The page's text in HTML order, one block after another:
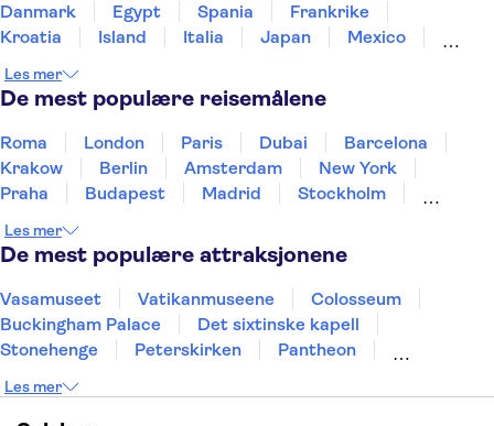
Danmark
Egypt Spania
Frankrike
Kroatia
Island Italia Japan
Mexico
Sverige
Thailand Tyrkia
Les mer
De mest populære reisemålene
Roma London Paris Dubai
Barcelona
Krakow
Berlin Amsterdam
New York
Praha
Budapest Madrid
Stockholm
Alicante
Les mer
De mest populære attraksjonene
Vasamuseet Vatikanmuseene
Colosseum
Buckingham Palace
Det sixtinske kapell
Stonehenge
Peterskirken
Pantheon
Burj Khalifa
Keukenhof
Edinburgh Castle
Les mer